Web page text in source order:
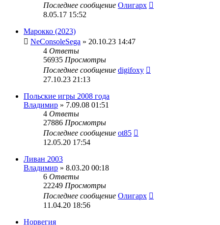
Последнее сообщение Олигарх
8.05.17 15:52
Марокко (2023)
NeConsoleSega » 20.10.23 14:47
4 Ответы
56935 Просмотры
Последнее сообщение digifoxy
27.10.23 21:13
Польские игры 2008 года
Владимир » 7.09.08 01:51
4 Ответы
27886 Просмотры
Последнее сообщение ot85
12.05.20 17:54
Ливан 2003
Владимир » 8.03.20 00:18
6 Ответы
22249 Просмотры
Последнее сообщение Олигарх
11.04.20 18:56
Норвегия